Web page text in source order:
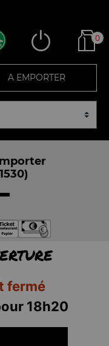
0
A EMPORTER
fermé
18h20